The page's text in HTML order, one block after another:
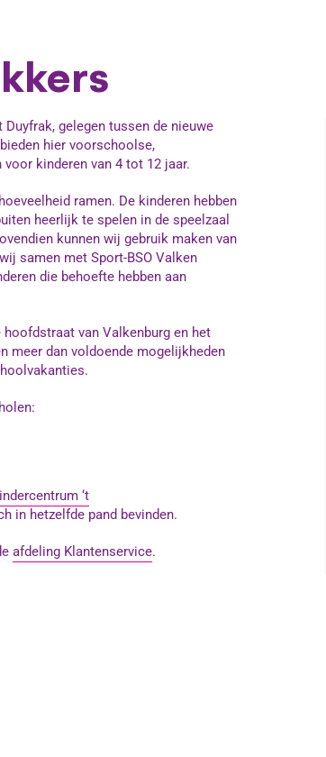
Duyfrak, gelegen tussen de nieuwe
hier voorschoolse,
kinderen van 4 tot 12 jaar.
ramen. De kinderen hebben
heerlijk te spelen in de speelzaal
kunnen wij gebruik maken van
samen met Sport-BSO Valken
die behoefte hebben aan
van Valkenburg en het
meer dan voldoende mogelijkheden
‘t
in hetzelfde pand bevinden.
afdeling Klantenservice.